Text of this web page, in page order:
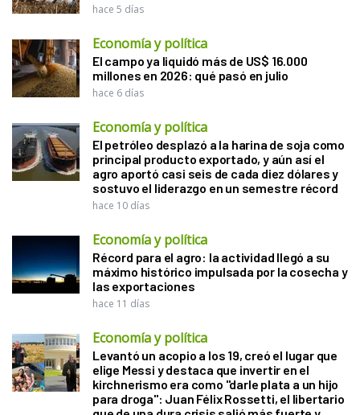
hace 5 días
Economía y política
El campo ya liquidó más de US$ 16.000
millones en 2026: qué pasó en julio
hace 6 días
Economía y política
El petróleo desplazó a la harina de soja como
principal producto exportado, y aún así el
agro aportó casi seis de cada diez dólares y
sostuvo el liderazgo en un semestre récord
hace 10 días
Economía y política
Récord para el agro: la actividad llegó a su
máximo histórico impulsada por la cosecha y
las exportaciones
hace 11 días
Economía y política
Levantó un acopio a los 19, creó el lugar que
elige Messi y destaca que invertir en el
kirchnerismo era como "darle plata a un hijo
para droga": Juan Félix Rossetti, el libertario